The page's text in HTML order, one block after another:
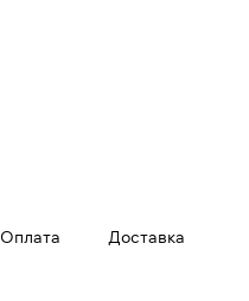
Оплата Доставка